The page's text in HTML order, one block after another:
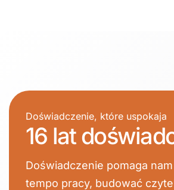
Doświadczenie, które uspokaja
16 lat
Doświadczenie pomaga
tempo pracy, budować